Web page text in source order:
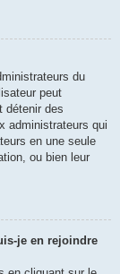
du
peut
détenir des
administrateurs qui
en une seule
ou bien leur
je en rejoindre